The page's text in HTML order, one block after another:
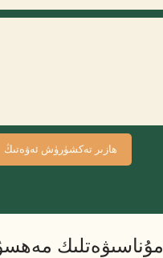
ھازىر تەكشۈرۈش ئەۋەتىڭ
مۇناسىۋەتلىك